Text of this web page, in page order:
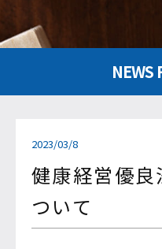
NEWS
2023/03/8
健康経営優
ついて